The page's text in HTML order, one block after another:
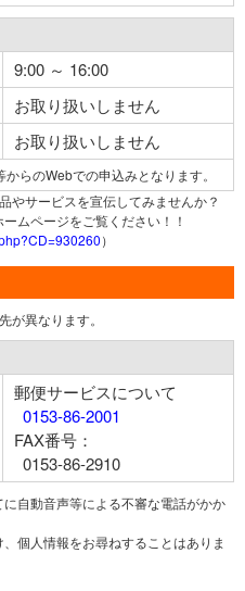
9:00 ～ 16:00
お取り扱いしません
お取り扱いしません
らのWebでの申込みとなります。
やサービスを宣伝してみませんか？
ムページをご覧ください！！
）
が異なります。
郵便サービスについて
0153-86-2001
FAX番号：
0153-86-2910
自動音声等による不審な電話がかか
個人情報をお尋ねすることはありま